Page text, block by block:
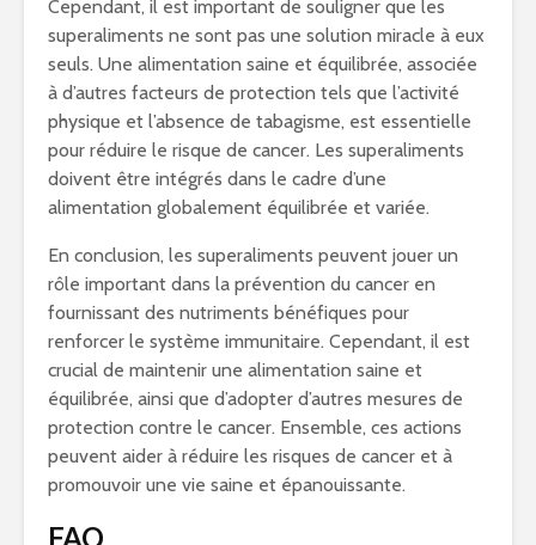
Cependant, il est important de souligner que les
superaliments ne sont pas une solution miracle à eux
seuls. Une alimentation saine et équilibrée, associée
à d’autres facteurs de protection tels que l’activité
physique et l’absence de tabagisme, est essentielle
pour réduire le risque de cancer. Les superaliments
doivent être intégrés dans le cadre d’une
alimentation globalement équilibrée et variée.
En conclusion, les superaliments peuvent jouer un
rôle important dans la prévention du cancer en
fournissant des nutriments bénéfiques pour
renforcer le système immunitaire. Cependant, il est
crucial de maintenir une alimentation saine et
équilibrée, ainsi que d’adopter d’autres mesures de
protection contre le cancer. Ensemble, ces actions
peuvent aider à réduire les risques de cancer et à
promouvoir une vie saine et épanouissante.
FAQ